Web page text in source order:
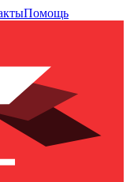
Помощь